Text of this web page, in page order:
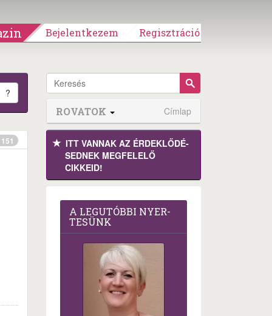
Bejelentkezem Regisztráció
?
151
ROVATOK Címlap
ITT VANNAK AZ ÉRDEK­LŐDÉ­
SEDNEK MEGFE­LELŐ
CIKKEID!
A LEG­U­TÓB­BI NYER­
TE­SÜNK